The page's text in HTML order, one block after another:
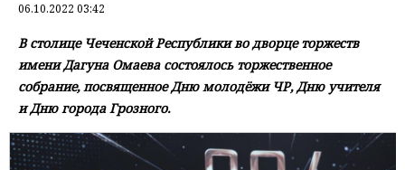
06.10.2022 03:42
В столице Чеченской Республики во дворце торжеств
имени Дагуна Омаева состоялось торжественное
собрание, посвященное Дню молодёжи ЧР, Дню учителя
и Дню города Грозного.